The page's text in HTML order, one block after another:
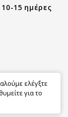
15 ημέρες
ελέγξτε
για το